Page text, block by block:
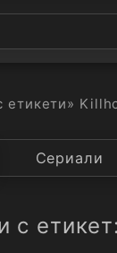
етикети»
ДържаваСериали
с